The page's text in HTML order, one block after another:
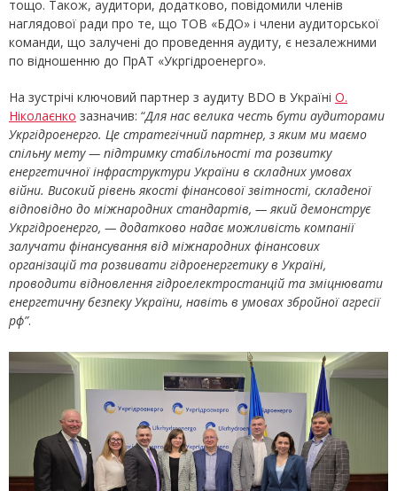
тощо. Також, аудитори, додатково, повідомили членів
наглядової ради про те, що ТОВ «БДО» і члени аудиторської
команди, що залучені до проведення аудиту, є незалежними
по відношенню до ПрАТ «Укргідроенерго».
На зустрічі ключовий партнер з аудиту BDO в Україні О.
Ніколаєнко зазначив: “Для нас велика честь бути аудиторами
Укргідроенерго. Це стратегічний партнер, з яким ми маємо
спільну мету— підтримку стабільності та розвитку
енергетичної інфраструктури України в складних умовах
війни. Високий рівень якості фінансової звітності, складеної
відповідно до міжнародних стандартів, — який демонструє
Укргідроенерго, — додатково надає можливість компанії
залучати фінансування від міжнародних фінансових
організацій та розвивати гідроенергетику в Україні,
проводити відновлення гідроелектростанцій та зміцнювати
енергетичну безпеку України, навіть в умовах збройної агресії
рф”.